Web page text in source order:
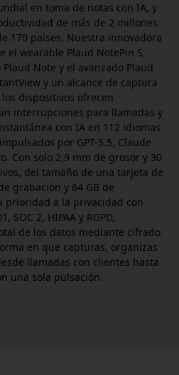
en toma de notas con IA, y
de más de 2 millones
170 países. Nuestra innovadora
el wearable Plaud NotePin S,
Note y el avanzado Plaud
y un alcance de captura
dispositivos ofrecen
interrupciones para llamadas y
con IA en 112 idiomas
por GPT-5.5, Claude
Con solo 2,9 mm de grosor y 30
del tamaño de una tarjeta de
grabación y 64 GB de
prioridad a la privacidad con
SOC 2, HIPAA y RGPD,
de los datos mediante cifrado
en que capturas, organizas
llamadas con clientes hasta
una sola pulsación.